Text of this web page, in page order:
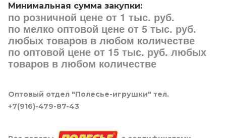
Минимальная сумма закупки:
по розничной цене от 1 тыс. руб.
по мелко оптовой цене от 5 тыс. руб.
любых товаров в любом количестве
по оптовой цене от 15 тыс. руб. любых
товаров в любом количестве
Оптовый отдел "Полесье-игрушки" тел.
+7(916)-479-87-43